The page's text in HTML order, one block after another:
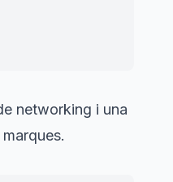
networking i una